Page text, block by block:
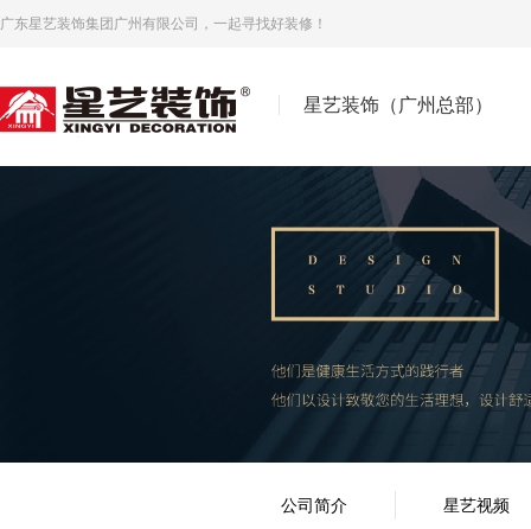
广东星艺装饰集团广州有限公司，一起寻找好装修！
星艺装饰（广州总部）
公司简介 星艺视频